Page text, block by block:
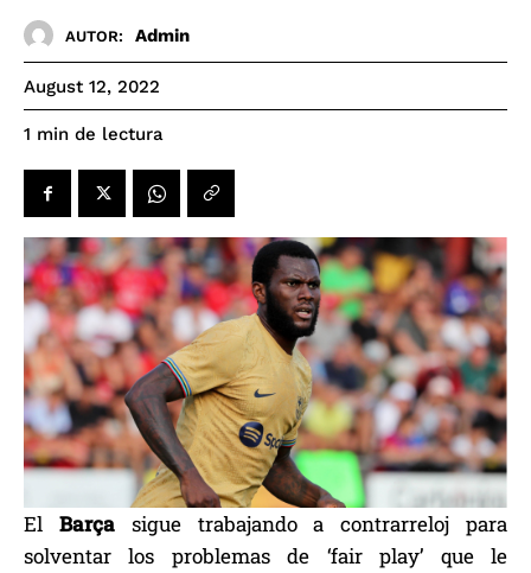
AUTOR: Admin
August 12, 2022
1 min de lectura
El Barça sigue trabajando a contrarreloj para
solventar los problemas de ‘fair play’ que le